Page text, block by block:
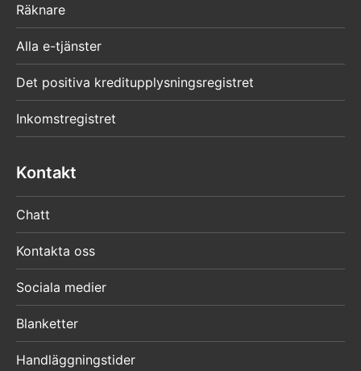
Räknare
Alla e-tjänster
Det positiva kreditupplysningsregistret
Inkomstregistret
Kontakt
Chatt
Kontakta oss
Sociala medier
Blanketter
Handläggningstider